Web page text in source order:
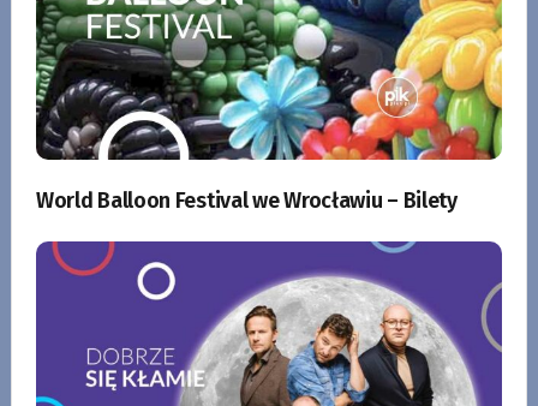
World Balloon Festival we Wrocławiu – Bilety